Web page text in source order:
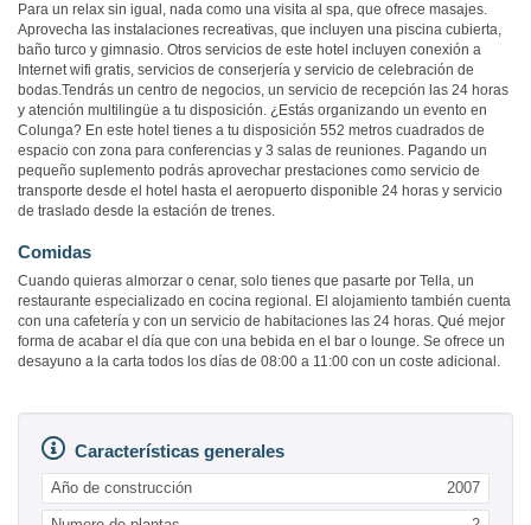
Para un relax sin igual, nada como una visita al spa, que ofrece masajes.
Aprovecha las instalaciones recreativas, que incluyen una piscina cubierta,
baño turco y gimnasio. Otros servicios de este hotel incluyen conexión a
Internet wifi gratis, servicios de conserjería y servicio de celebración de
bodas.Tendrás un centro de negocios, un servicio de recepción las 24 horas
y atención multilingüe a tu disposición. ¿Estás organizando un evento en
Colunga? En este hotel tienes a tu disposición 552 metros cuadrados de
espacio con zona para conferencias y 3 salas de reuniones. Pagando un
pequeño suplemento podrás aprovechar prestaciones como servicio de
transporte desde el hotel hasta el aeropuerto disponible 24 horas y servicio
de traslado desde la estación de trenes.
Comidas
Cuando quieras almorzar o cenar, solo tienes que pasarte por Tella, un
restaurante especializado en cocina regional. El alojamiento también cuenta
con una cafetería y con un servicio de habitaciones las 24 horas. Qué mejor
forma de acabar el día que con una bebida en el bar o lounge. Se ofrece un
desayuno a la carta todos los días de 08:00 a 11:00 con un coste adicional.
Características generales
Año de construcción 2007